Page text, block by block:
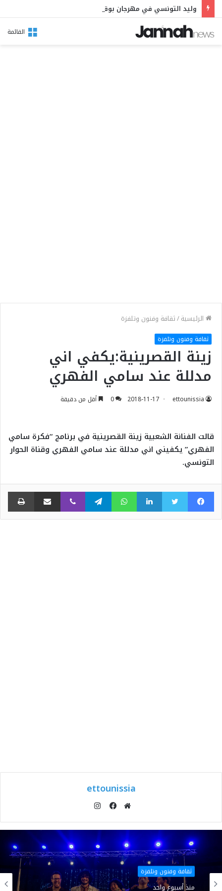
القائمة
الرئيسية/ثقافة وفنون وتلفزة
ثقافة وفنون وتلفزة
زينة القصرينية:يكفي اني
مدللة عند سامي الفهري
ettounissia
2018-11-17
0 أقل من دقيقة
قالت الفنانة الشعبية زينة القصرينية في برنامج “فكرة سامي
الفهري” يكفيني اني مدللة عند سامي الفهري وقناة الحوار
التونسي.
فيسبوك تويتر لينكدإن واتساب تيلقرام ڤايبر مشاركة عبر البريد
ettounissia
الويب
ثقافة وفنون وتلفزة
منذ أسبوع واحد